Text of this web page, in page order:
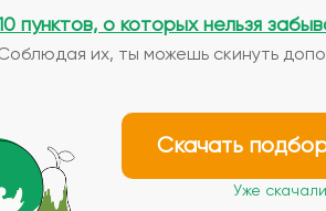
пунктов, о которых нельзя
их, ты можешь скинуть
Скачать
Уже скачали